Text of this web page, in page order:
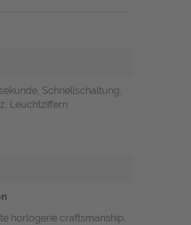
Schnellschaltung,
Leuchtziffern
horlogerie craftsmanship.